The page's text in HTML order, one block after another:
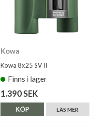
Kowa
Kowa 8x25 SV II
Finns i lager
1.390 SEK
LÄS MER
KÖP